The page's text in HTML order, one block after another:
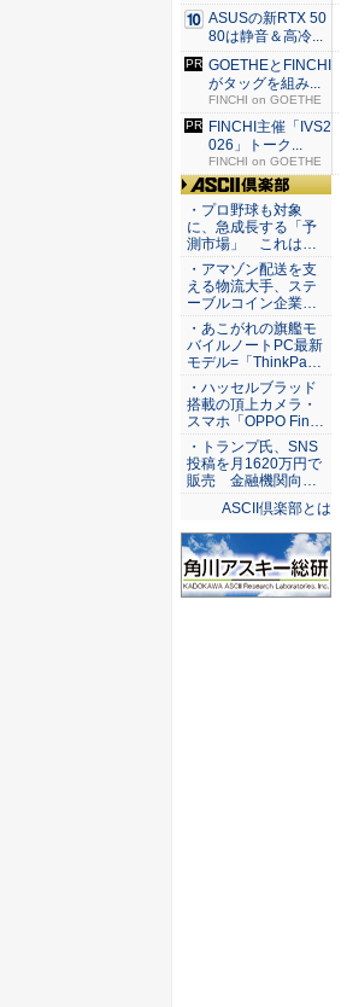
ASUSの新RTX 50
80は静音＆高冷...
GOETHEとFINCHI
がタッグを組み...
FINCHI on GOETHE
FINCHI主催「IVS2
026」トーク...
FINCHI on GOETHE
ASCII倶楽部
・プロ野球も対象
に、急成長する「予
測市場」 これは…
・アマゾン配送を支
える物流大手、ステ
ーブルコイン企業…
・あこがれの旗艦モ
バイルノートPC最新
モデル=「ThinkPa…
・ハッセルブラッド
搭載の頂上カメラ・
スマホ「OPPO Fin…
・トランプ氏、SNS
投稿を月1620万円で
販売 金融機関向…
ASCII倶楽部とは